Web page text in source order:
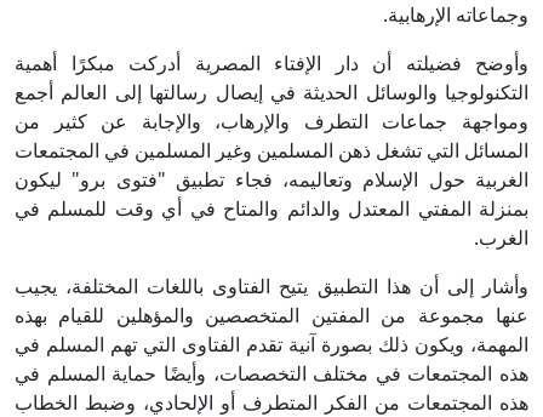
وجماعاته الإرهابية.
وأوضح فضيلته أن دار الإفتاء المصرية أدركت مبكرًا أهمية
التكنولوجيا والوسائل الحديثة في إيصال رسالتها إلى العالم أجمع
ومواجهة جماعات التطرف والإرهاب، والإجابة عن كثير من
المسائل التي تشغل ذهن المسلمين وغير المسلمين في المجتمعات
الغربية حول الإسلام وتعاليمه، فجاء تطبيق "فتوى برو" ليكون
بمنزلة المفتي المعتدل والدائم والمتاح في أي وقت للمسلم في
الغرب.
وأشار إلى أن هذا التطبيق يتيح الفتاوى باللغات المختلفة، يجيب
عنها مجموعة من المفتين المتخصصين والمؤهلين للقيام بهذه
المهمة، ويكون ذلك بصورة آنية تقدم الفتاوى التي تهم المسلم في
هذه المجتمعات في مختلف التخصصات، وأيضًا حماية المسلم في
هذه المجتمعات من الفكر المتطرف أو الإلحادي، وضبط الخطاب